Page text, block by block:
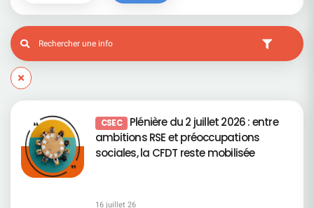
CSEC Plénière du 2 juillet 2026 : entre
ambitions RSE et préoccupations
sociales, la CFDT reste mobilisée
16 juillet 26